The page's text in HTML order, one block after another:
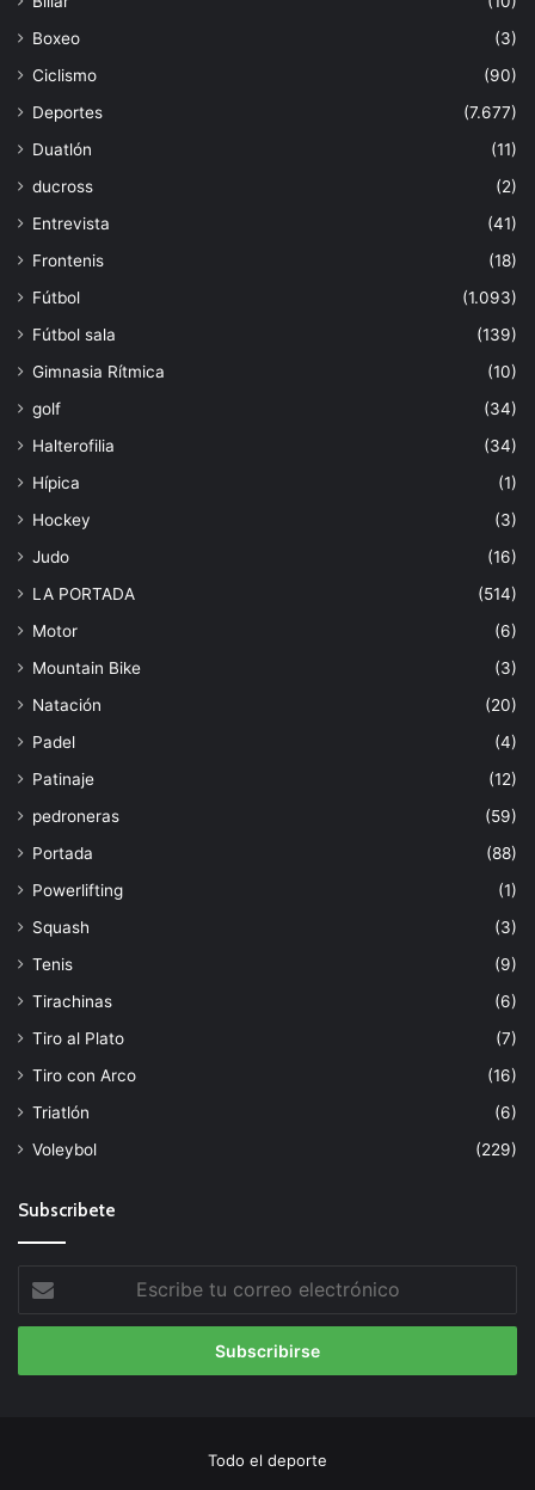
Boxeo
(3)
Ciclismo
(90)
Deportes
(7.677)
Duatlón
(11)
ducross
(2)
Entrevista
(41)
Frontenis
(18)
Fútbol
(1.093)
Fútbol sala
(139)
Gimnasia Rítmica
(10)
golf
(34)
Halterofilia
(34)
Hípica
(1)
Hockey
(3)
Judo
(16)
LA PORTADA
(514)
Motor
(6)
Mountain Bike
(3)
Natación
(20)
Padel
(4)
Patinaje
(12)
pedroneras
(59)
Portada
(88)
Powerlifting
(1)
Squash
(3)
Tenis
(9)
Tirachinas
(6)
Tiro al Plato
(7)
Tiro con Arco
(16)
Triatlón
(6)
Voleybol
(229)
Subscribete
tu
correo
Todo el deporte